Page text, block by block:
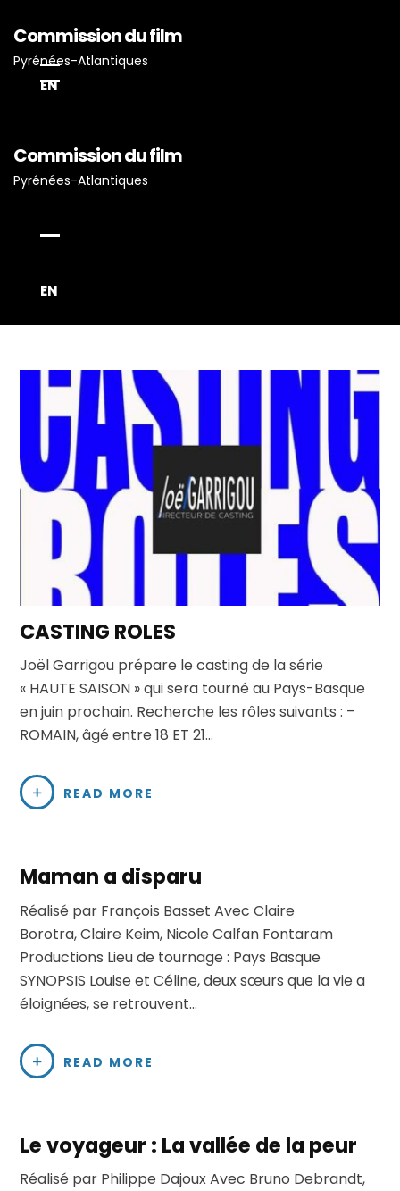
Commission du film
Pyrénées-Atlantiques
EN
Commission du film
Pyrénées-Atlantiques
EN
Projets Tournés En P-A
Proposez Vos Services
Vous Avez Un Projet De
Tournage ?
CASTING ROLES
Joël Garrigou prépare le casting de la série
« HAUTE SAISON » qui sera tourné au Pays-Basque
en juin prochain. Recherche les rôles suivants : –
ROMAIN, âgé entre 18 ET 21…
READ MORE
Maman a disparu
Réalisé par François Basset Avec Claire
Borotra, Claire Keim, Nicole Calfan Fontaram
Productions Lieu de tournage : Pays Basque
SYNOPSIS Louise et Céline, deux sœurs que la vie a
éloignées, se retrouvent…
READ MORE
Le voyageur : La vallée de la peur
Réalisé par Philippe Dajoux Avec Bruno Debrandt,